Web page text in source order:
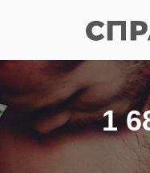
1